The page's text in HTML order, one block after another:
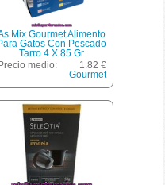
Mix Gourmet Alimento
Gatos Con Pescado
Tarro 4 X 85 Gr
Precio medio:
1.82 €
Gourmet